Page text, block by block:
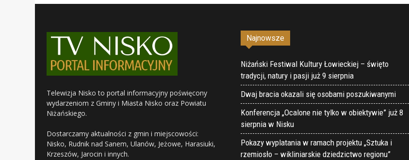
Telewizja Nisko to portal informacyjny poświęcony
wydarzeniom z Gminy i Miasta Nisko oraz Powiatu
Niżańskiego.
Dostarczamy aktualności z gmin i miejscowości:
Nisko, Rudnik nad Sanem, Ulanów, Jeżowe, Harasiuki,
Krzeszów, Jarocin i innych.
Najnowsze
Niżański Festiwal Kultury Łowieckiej – święto
tradycji, natury i pasji już 9 sierpnia
Dwaj bracia okazali się osobami poszukiwanymi
Konferencja „Ocalone nie tylko w obiektywie” już 8
sierpnia w Nisku
Pokazy wyplatania w ramach projektu „Sztuka i
rzemiosło – wikliniarskie dziedzictwo regionu”